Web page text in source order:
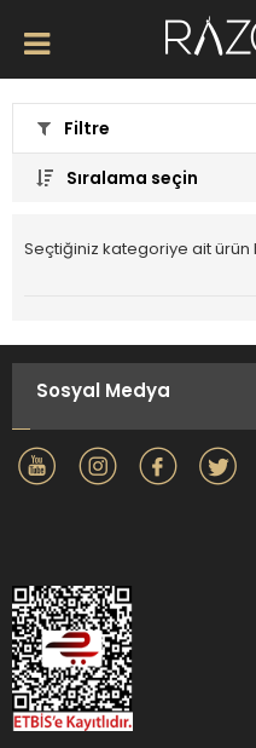
Filtre
Sıralama seçin
Seçtiğiniz kategoriye ait ürün
Sosyal Medya